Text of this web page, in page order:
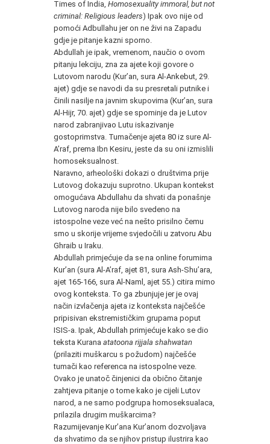
Times of India, Homosexuality immoral, but not
criminal: Religious leaders) Ipak ovo nije od
pomoći Adbullahu jer on ne živi na Zapadu
gdje je pitanje kazni sporno.
Abdullah je ipak, vremenom, naučio o ovom
pitanju lekciju, zna za ajete koji govore o
Lutovom narodu (Kur’an, sura Al-Ankebut, 29.
ajet) gdje se navodi da su presretali putnike i
činili nasilje na javnim skupovima (Kur’an, sura
Al-Hijr, 70. ajet) gdje se spominje da je Lutov
narod zabranjivao Lutu iskazivanje
gostoprimstva. Tumačenje ajeta 80 iz sure Al-
A’raf, prema Ibn Kesiru, jeste da su oni izmislili
homoseksualnost.
Naravno, arheološki dokazi o društvima prije
Lutovog dokazuju suprotno. Ukupan kontekst
omogućava Abdullahu da shvati da ponašnje
Lutovog naroda nije bilo svedeno na
istospolne veze već na nešto prisilno čemu
smo u skorije vrijeme svjedočili u zatvoru Abu
Ghraib u Iraku.
Abdullah primjećuje da se na online forumima
Kur’an (sura Al-A’raf, ajet 81, sura Ash-Shu’ara,
ajet 165-166, sura Al-Naml, ajet 55.) citira mimo
ovog konteksta. To ga zbunjuje jer je ovaj
način izvlačenja ajeta iz konteksta najčešće
pripisivan ekstremističkim grupama poput
ISIS-a. Ipak, Abdullah primjećuje kako se dio
teksta Kurana atatoona rijjala shahwatan
(prilaziti muškarcu s požudom) najčešće
tumači kao referenca na istospolne veze.
Ovako je unatoč činjenici da obično čitanje
zahtjeva pitanje o tome kako je cijeli Lutov
narod, a ne samo podgrupa homoseksualaca,
prilazila drugim muškarcima?
Razumijevanje Kur’ana Kur’anom dozvoljava
da shvatimo da se njihov pristup ilustrira kao